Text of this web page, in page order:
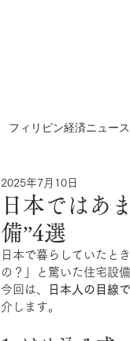
フィリピン経済ニュース
日本ではあ
備”4選
2025年7月10日
日本で暮らしていたと
の？」と驚いた住宅設
今回は、
日本人の目線
介します。